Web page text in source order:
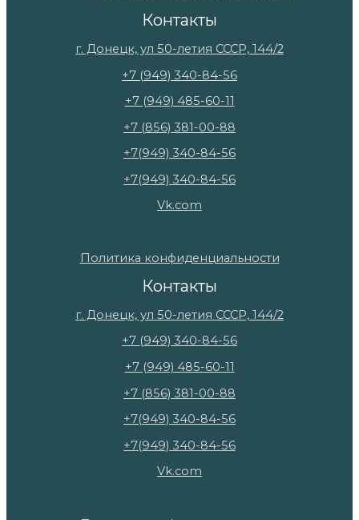
Контакты
г. Донецк, ул 50-летия СССР, 144/2
+7 (949) 340-84-56
+7 (949) 485-60-11
+7 (856) 381-00-88
+7(949) 340-84-56
+7(949) 340-84-56
Vk.com
Политика конфиденциальности
Контакты
г. Донецк, ул 50-летия СССР, 144/2
+7 (949) 340-84-56
+7 (949) 485-60-11
+7 (856) 381-00-88
+7(949) 340-84-56
+7(949) 340-84-56
Vk.com